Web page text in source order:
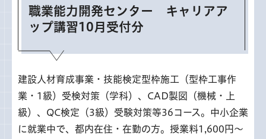
職業能力開発センター キャリアア
ップ講習10月受付分
建設人材育成事業・技能検定型枠施工（型枠工事作
業・1級）受検対策（学科）、CAD製図（機械・上
級）、QC検定（3級）受験対策等36コース。中小企業
に就業中で、都内在住・在勤の方。授業料1,600円～